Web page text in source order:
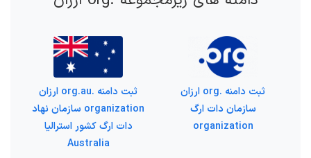
ثبت دامنه .org ارزان
سازمان دات ارگ
organization
ثبت دامنه .org.au ارزان
organization سازمان نهاد
دات ارگ کشور استرالیا
Australia